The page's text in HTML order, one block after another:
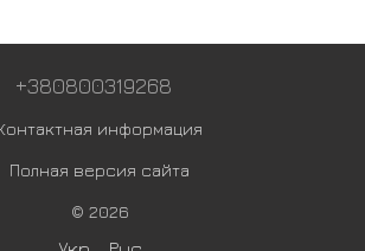
+380800319268
информация
Полная версия сайта
© 2026